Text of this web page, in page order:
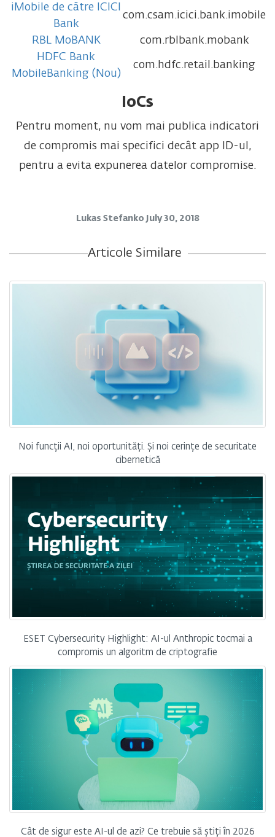
iMobile de către ICICI
Bank
com.csam.icici.bank.imobile
RBL MoBANK
com.rblbank.mobank
HDFC Bank
MobileBanking (Nou)
com.hdfc.retail.banking
IoCs
Pentru moment, nu vom mai publica indicatori
de compromis mai specifici decât app ID-ul,
pentru a evita expunerea datelor compromise.
Lukas Stefanko July 30, 2018
Articole Similare
Noi funcții AI, noi oportunități. Și noi cerințe de securitate
cibernetică
ESET Cybersecurity Highlight: AI-ul Anthropic tocmai a
compromis un algoritm de criptografie
Cât de sigur este AI-ul de azi? Ce trebuie să știți în 2026